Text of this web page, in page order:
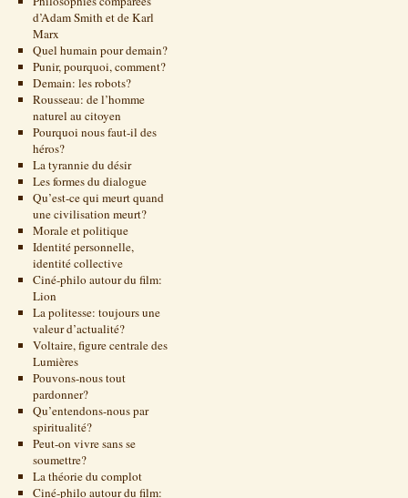
d’Adam Smith et de Karl
Marx
Quel humain pour demain?
Punir, pourquoi, comment?
Demain: les robots?
Rousseau: de l’homme
naturel au citoyen
Pourquoi nous faut-il des
héros?
La tyrannie du désir
Les formes du dialogue
Qu’est-ce qui meurt quand
une civilisation meurt?
Morale et politique
Identité personnelle,
identité collective
Ciné-philo autour du film:
Lion
La politesse: toujours une
valeur d’actualité?
Voltaire, figure centrale des
Lumières
Pouvons-nous tout
pardonner?
Qu’entendons-nous par
spiritualité?
Peut-on vivre sans se
soumettre?
La théorie du complot
Ciné-philo autour du film: